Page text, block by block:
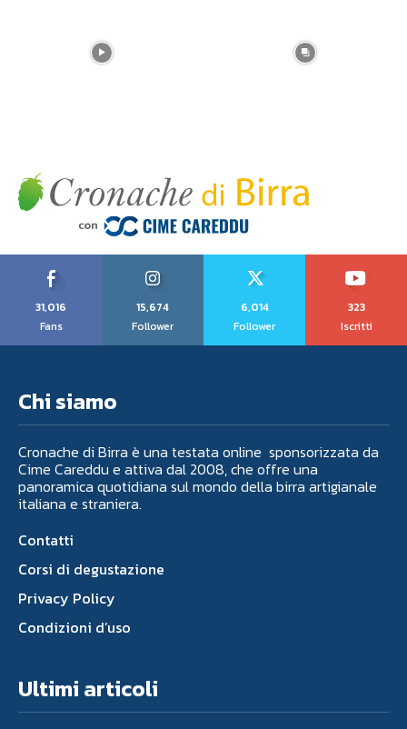
31,016
Fans
15,674
Follower
6,014
Follower
323
Iscritti
Chi siamo
Cronache di Birra è una testata online sponsorizzata da
Cime Careddu e attiva dal 2008, che offre una
panoramica quotidiana sul mondo della birra artigianale
italiana e straniera.
Contatti
Corsi di degustazione
Privacy Policy
Condizioni d’uso
Ultimi articoli